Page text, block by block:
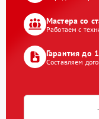
Мастера со
Работаем с
Гарантия до
Составляем